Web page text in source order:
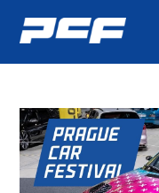
Video
přehrávač